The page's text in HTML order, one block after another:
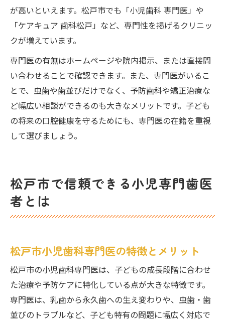
が高いといえます。松戸市でも「小児歯科 専門医」や
「ケアキュア 歯科松戸」など、専門性を掲げるクリニッ
クが増えています。
専門医の有無はホームページや院内掲示、または直接問
い合わせることで確認できます。また、専門医がいるこ
とで、虫歯や歯並びだけでなく、予防歯科や矯正治療な
ど幅広い相談ができるのも大きなメリットです。子ども
の将来の口腔健康を守るためにも、専門医の在籍を重視
して選びましょう。
松戸市で信頼できる小児専門歯医
者とは
松戸市小児歯科専門医の特徴とメリット
松戸市の小児歯科専門医は、子どもの成長段階に合わせ
た治療や予防ケアに特化している点が大きな特徴です。
専門医は、乳歯から永久歯への生え変わりや、虫歯・歯
並びのトラブルなど、子ども特有の問題に幅広く対応で